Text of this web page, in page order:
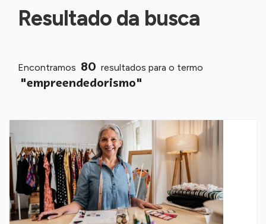
Resultado da busca
Encontramos 80 resultados para o termo
"empreendedorismo"